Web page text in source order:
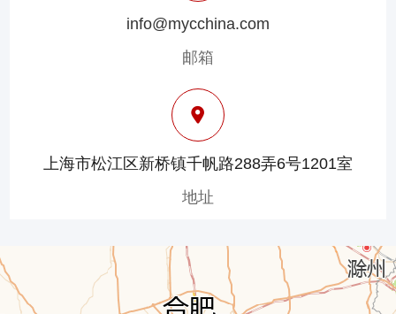
info@mycchina.com
邮箱
上海市松江区新桥镇千帆路288弄6号1201室
地址